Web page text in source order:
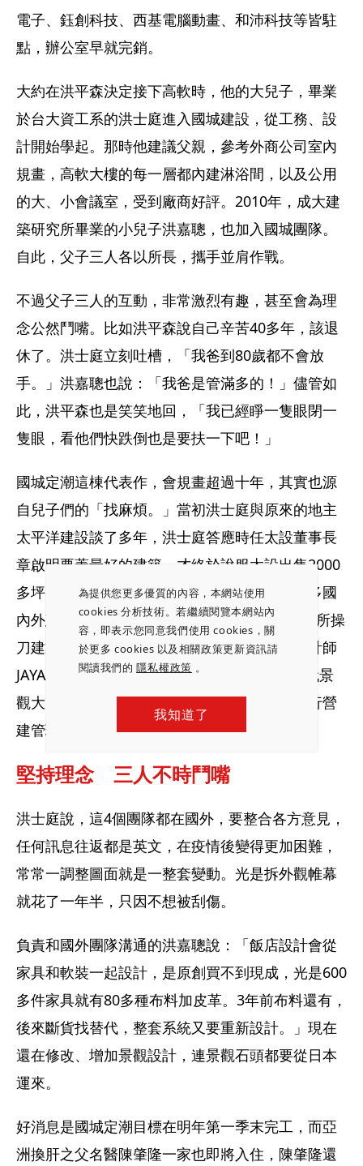
為提供您更多優質的內容，本網站使用
cookies 分析技術。若繼續閱覽本網站內
容，即表示您同意我們使用 cookies，關
於更多 cookies 以及相關政策更新資訊請
閱讀我們的隱私權政策 。
我知道了
電子、鈺創科技、西基電腦動畫、和沛科技等皆駐
點，辦公室早就完銷。
大約在洪平森決定接下高軟時，他的大兒子，畢業
於台大資工系的洪士庭進入國城建設，從工務、設
計開始學起。那時他建議父親，參考外商公司室內
規畫，高軟大樓的每一層都內建淋浴間，以及公用
的大、小會議室，受到廠商好評。2010年，成大建
築研究所畢業的小兒子洪嘉聰，也加入國城團隊。
自此，父子三人各以所長，攜手並肩作戰。
不過父子三人的互動，非常激烈有趣，甚至會為理
念公然鬥嘴。比如洪平森說自己辛苦40多年，該退
休了。洪士庭立刻吐槽，「我爸到80歲都不會放
手。」洪嘉聰也說：「我爸是管滿多的！」儘管如
此，洪平森也是笑笑地回，「我已經睜一隻眼閉一
隻眼，看他們快跌倒也是要扶一下吧！」
國城定潮這棟代表作，會規畫超過十年，其實也源
自兒子們的「找麻煩。」當初洪士庭與原來的地主
太平洋建設談了多年，洪士庭答應時任太設董事長
章啟明要蓋最好的建築，才終於說服太設出售2000
多坪的定潮基地。為遵守諾言，兄弟倆研究許多國
內外建築設計師，最終拍板由新加坡SCDA事務所操
刀建築規畫與外觀設計、奢華酒店安縵御用設計師
JAYA和澳洲TFB負責公設和燈光計畫、日本現代景
觀大師枡野俊明做景觀設計、日商大林組來執行營
建管理。
堅持理念　三人不時鬥嘴
洪士庭說，這4個團隊都在國外，要整合各方意見，
任何訊息往返都是英文，在疫情後變得更加困難，
常常一調整圖面就是一整套變動。光是拆外觀帷幕
就花了一年半，只因不想被刮傷。
負責和國外團隊溝通的洪嘉聰說：「飯店設計會從
家具和軟裝一起設計，是原創買不到現成，光是600
多件家具就有80多種布料加皮革。3年前布料還有，
後來斷貨找替代，整套系統又要重新設計。」現在
還在修改、增加景觀設計，連景觀石頭都要從日本
運來。
好消息是國城定潮目標在明年第一季末完工，而亞
洲換肝之父名醫陳肇隆一家也即將入住，陳肇隆還